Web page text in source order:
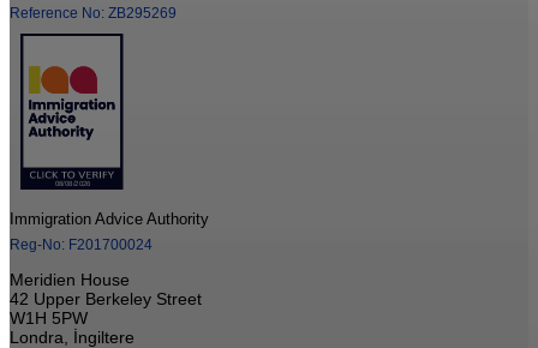
Reference No: ZB295269
Immigration Advice Authority
Reg-No: F201700024
Meridien House
42 Upper Berkeley Street
W1H 5PW
Londra, İngiltere